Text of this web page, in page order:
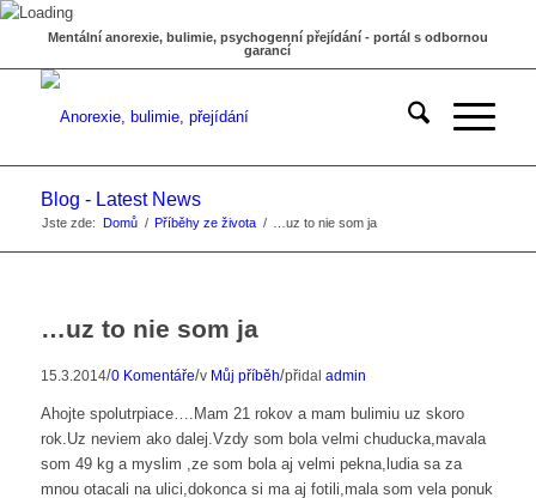
Mentální anorexie, bulimie, psychogenní přejídání - portál s odbornou
garancí
Blog - Latest News
Jste zde: Domů / Příběhy ze života / …uz to nie som ja
…uz to nie som ja
15.3.2014/0 Komentáře/v Můj příběh/přidal admin
Ahojte spolutrpiace….Mam 21 rokov a mam bulimiu uz skoro
rok.Uz neviem ako dalej.Vzdy som bola velmi chuducka,mavala
som 49 kg a myslim ,ze som bola aj velmi pekna,ludia sa za
mnou otacali na ulici,dokonca si ma aj fotili,mala som vela ponuk